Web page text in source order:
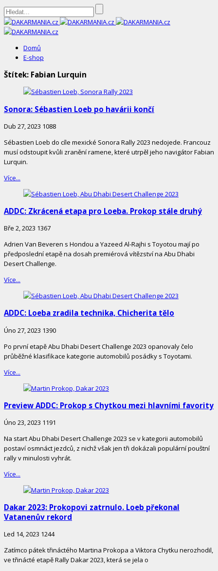
DAKARMANIA.cz
Domů
E-shop
Štítek: Fabian Lurquin
Sonora: Sébastien Loeb po havárii končí
Dub 27, 2023 1088
Sébastien Loeb do cíle mexické Sonora Rally 2023 nedojede. Francouz
musí odstoupit kvůli zranění ramene, které utrpěl jeho navigátor Fabian
Lurquin.
Více...
ADDC: Zkrácená etapa pro Loeba. Prokop stále druhý
Bře 2, 2023 1367
Adrien Van Beveren s Hondou a Yazeed Al-Rajhi s Toyotou mají po
předposlední etapě na dosah premiérová vítězství na Abu Dhabi
Desert Challenge.
Více...
ADDC: Loeba zradila technika, Chicherita tělo
Úno 27, 2023 1390
Po první etapě Abu Dhabi Desert Challenge 2023 opanovaly čelo
průběžné klasifikace kategorie automobilů posádky s Toyotami.
Více...
Preview ADDC: Prokop s Chytkou mezi hlavními favority
Úno 23, 2023 1191
Na start Abu Dhabi Desert Challenge 2023 se v kategorii automobilů
postaví osmnáct jezdců, z nichž však jen tři dokázali populární pouštní
rally v minulosti vyhrát.
Více...
Dakar 2023: Prokopovi zatrnulo. Loeb překonal
Vatanenův rekord
Led 14, 2023 1244
Zatímco pátek třináctého Martina Prokopa a Viktora Chytku nerozhodil,
ve třinácté etapě Rally Dakar 2023, která se jela o